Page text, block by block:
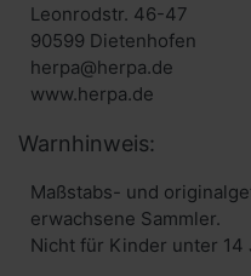
Leonrodstr. 46-47
90599 Dietenhofen
herpa@herpa.de
www.herpa.de
Warnhinweis:
Maßstabs- und
erwachsene Sammler.
Nicht für Kinder unter 14